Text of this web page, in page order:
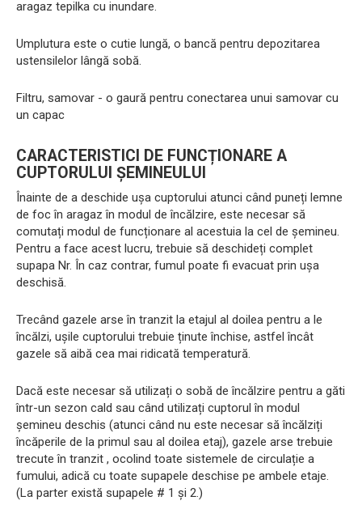
aragaz tepilka cu inundare.
Umplutura este o cutie lungă, o bancă pentru depozitarea
ustensilelor lângă sobă.
Filtru, samovar - o gaură pentru conectarea unui samovar cu
un capac
CARACTERISTICI DE FUNCȚIONARE A
CUPTORULUI ȘEMINEULUI
Înainte de a deschide ușa cuptorului atunci când puneți lemne
de foc în aragaz în modul de încălzire, este necesar să
comutați modul de funcționare al acestuia la cel de șemineu.
Pentru a face acest lucru, trebuie să deschideți complet
supapa Nr. În caz contrar, fumul poate fi evacuat prin ușa
deschisă.
Trecând gazele arse în tranzit la etajul al doilea pentru a le
încălzi, ușile cuptorului trebuie ținute închise, astfel încât
gazele să aibă cea mai ridicată temperatură.
Dacă este necesar să utilizați o sobă de încălzire pentru a găti
într-un sezon cald sau când utilizați cuptorul în modul
șemineu deschis (atunci când nu este necesar să încălziți
încăperile de la primul sau al doilea etaj), gazele arse trebuie
trecute în tranzit , ocolind toate sistemele de circulație a
fumului, adică cu toate supapele deschise pe ambele etaje.
(La parter există supapele # 1 și 2.)